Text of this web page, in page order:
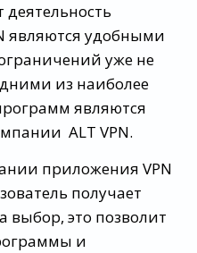
являются удобными
уже не
из наиболее
являются
ALT VPN.
приложения VPN
получает
выбор, это позволит
и